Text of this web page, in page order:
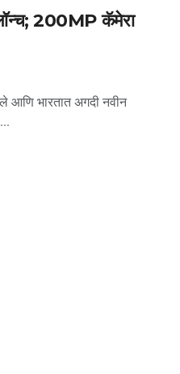
200MP कॅमेरा
आणि भारतात अगदी नवीन